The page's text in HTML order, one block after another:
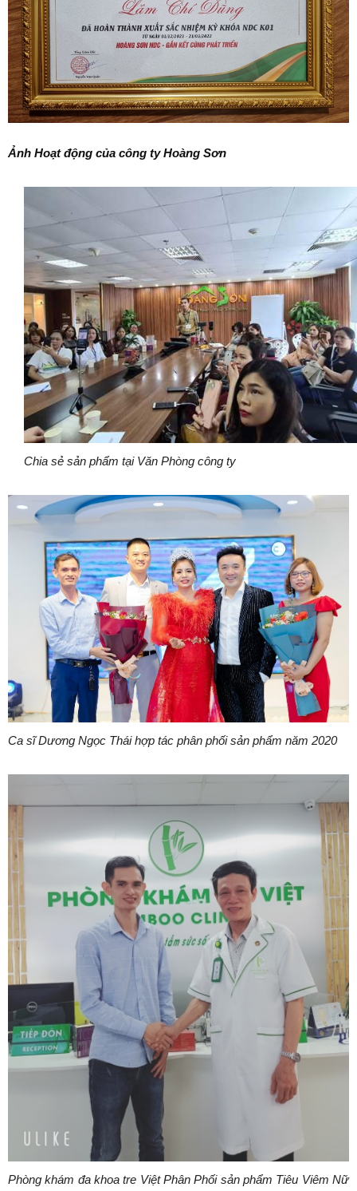
Ảnh Hoạt động của công ty Hoàng Sơn
Chia sẻ sản phẩm tại Văn Phòng công ty
Ca sĩ Dương Ngọc Thái hợp tác phân phối sản phẩm năm 2020
Phòng khám đa khoa tre Việt Phân Phối sản phẩm Tiêu Viêm Nữ